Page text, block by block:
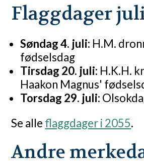
Flaggdager
Søndag 4. juli: H.M.
fødselsdag
Tirsdag 20. juli: H.K.H.
Haakon Magnus'
Torsdag 29. juli:
Se alle flaggdager i 2055.
Andre